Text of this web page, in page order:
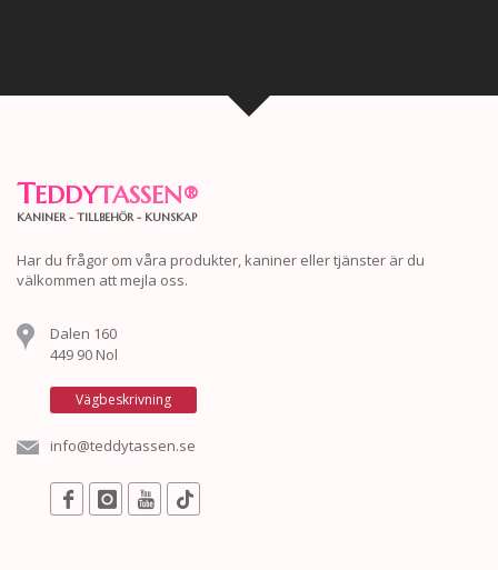
TEDDYTASSEN®
KANINER - TILLBEHÖR - KUNSKAP
Har du frågor om våra produkter, kaniner eller tjänster är du
välkommen att mejla oss.
Dalen 160
449 90 Nol
Vägbeskrivning
info@teddytassen.se